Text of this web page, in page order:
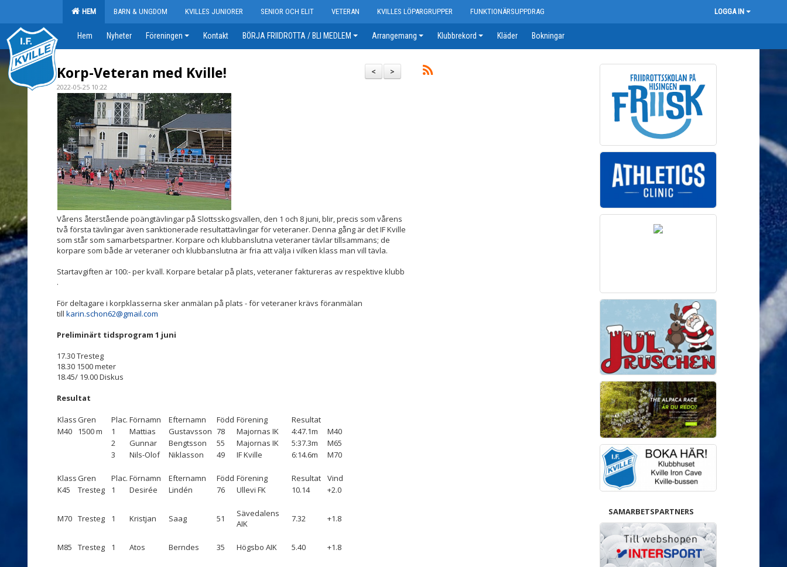
HEM BARN & UNGDOM KVILLES JUNIORER SENIOR OCH ELIT VETERAN KVILLES LÖPARGRUPPER FUNKTIONÄRSUPPDRAG LOGGA IN
Hem Nyheter Föreningen Kontakt BÖRJA FRIIDROTTA / BLI MEDLEM Arrangemang Klubbrekord Kläder Bokningar
>
<
Korp-Veteran med Kville!
2022-05-25 10:22
Vårens återstående poängtävlingar på Slottsskogsvallen, den 1 och 8 juni, blir, precis som vårens
två första tävlingar även sanktionerade resultattävlingar för veteraner. Denna gång är det IF Kville
som står som samarbetspartner. Korpare och klubbanslutna veteraner tävlar tillsammans; de
korpare som både är veteraner och klubbanslutna är fria att välja i vilken klass man vill tävla.
Startavgiften är 100:- per kväll. Korpare betalar på plats, veteraner faktureras av respektive klubb
.
För deltagare i korpklasserna sker anmälan på plats - för veteraner krävs föranmälan
till karin.schon62@gmail.com
Preliminärt tidsprogram 1 juni
17.30 Tresteg
18.30 1500 meter
18.45/ 19.00 Diskus
Resultat
KlassGren Plac. Förnamn Efternamn Född Förening
Resultat
M40
1500 m 1 Mattias Gustavsson 78 Majornas IK 4:47.1m
M40
2
Gunnar Bengtsson 55 Majornas IK 5:37.3m
M65
3
Nils-Olof Niklasson 49 IF Kville 6:14.6m M70
KlassGren Plac. Förnamn Efternamn Född Förening Resultat
Vind
K45
Tresteg 1 Desirée Lindén 76 Ullevi FK 10.14 +2.0
M70 Tresteg 1 Kristjan Saag 51
Sävedalens
AIK
7.32 +1.8
M85 Tresteg 1 Atos Berndes 35 Högsbo AIK 5.40 +1.8
SAMARBETSPARTNERS